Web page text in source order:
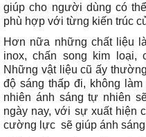
giúp cho người dùng có
phù hợp với từng kiến trúc
Hơn nữa những chất liệu
inox, chấn song kim loại,
Những vật liệu cũ ấy
độ sáng thấp đi, không
nhiên ánh sáng tự nhiên
ngày nay, với sự xuất hiện
cường lực sẽ giúp ánh